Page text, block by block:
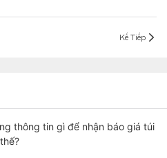
Kế Tiếp
thông tin gì để nhận báo giá túi